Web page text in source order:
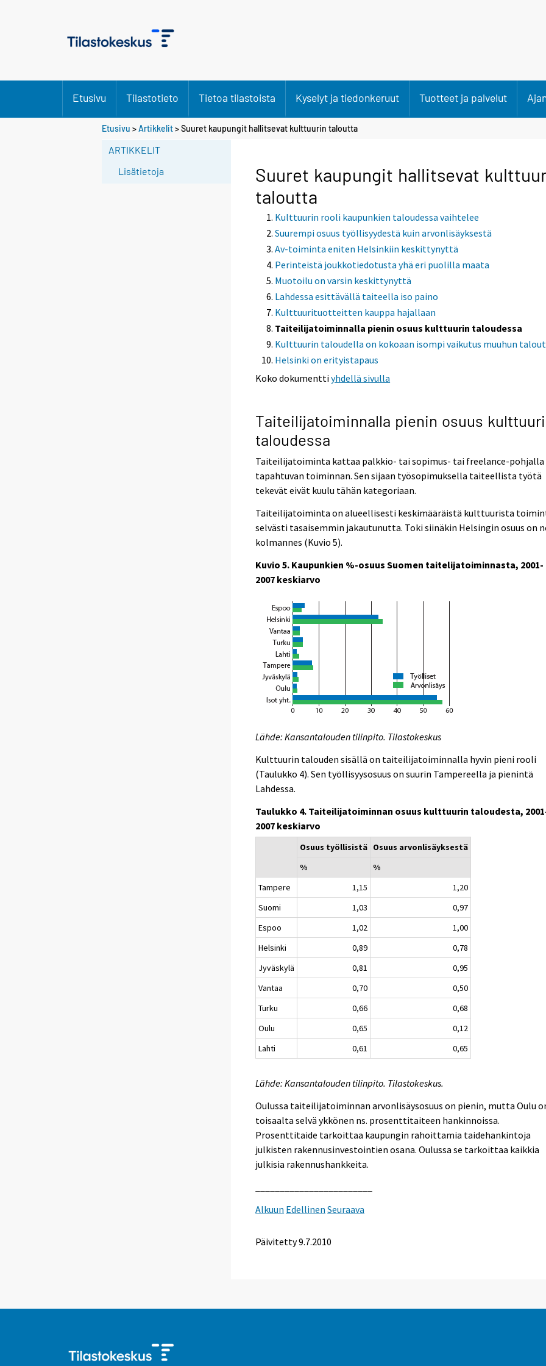
Etusivu Tilastotieto Tietoa tilastoista Kyselyt ja tiedonkeruut Tuotteet ja palvelut
Etusivu >Artikkelit> Suuret kaupungit hallitsevat kulttuurin taloutta
ARTIKKELIT
Lisätietoja
Suuret kaupungit hallitsevat
taloutta
Kulttuurin rooli kaupunkien taloudessa vaihtelee
Suurempi osuus työllisyydestä kuin arvonlisäyksestä
Av-toiminta eniten Helsinkiin keskittynyttä
Perinteistä joukkotiedotusta yhä eri puolilla maata
Muotoilu on varsin keskittynyttä
Lahdessa esittävällä taiteella iso paino
Kulttuurituotteitten kauppa hajallaan
Taiteilijatoiminnalla pienin osuus kulttuurin taloudessa
Kulttuurin taloudella on kokoaan isompi vaikutus muuhun
Helsinki on erityistapaus
Koko dokumenttiyhdellä sivulla
Taiteilijatoiminnalla pienin osuus
taloudessa
Taiteilijatoiminta kattaa palkkio- tai sopimus- tai freelance-pohjalla
tapahtuvan toiminnan. Sen sijaan työsopimuksella taiteellista työtä
tekevät eivät kuulu tähän kategoriaan.
Taiteilijatoiminta on alueellisesti keskimääräistä kulttuurista
selvästi tasaisemmin jakautunutta. Toki siinäkin Helsingin osuus on
kolmannes (Kuvio 5).
Kuvio 5. Kaupunkien %-osuus Suomen taitelijatoiminnasta, 2001-
2007 keskiarvo
Lähde: Kansantalouden tilinpito. Tilastokeskus
Kulttuurin talouden sisällä on taiteilijatoiminnalla hyvin pieni rooli
(Taulukko 4). Sen työllisyysosuus on suurin Tampereella ja pienintä
Lahdessa.
Taulukko 4. Taiteilijatoiminnan osuus kulttuurin taloudesta,
2007 keskiarvo
Osuus työllisistä Osuus arvonlisäyksestä
%
%
Tampere
1,15
1,20
Suomi
1,03
0,97
Espoo
1,02
1,00
Helsinki
0,89
0,78
Jyväskylä
0,81
0,95
Vantaa
0,70
0,50
Turku
0,66
0,68
Oulu
0,65
0,12
Lahti
0,61 0,65
Lähde: Kansantalouden tilinpito. Tilastokeskus.
Oulussa taiteilijatoiminnan arvonlisäysosuus on pienin, mutta Oulu
toisaalta selvä ykkönen ns. prosenttitaiteen hankinnoissa.
Prosenttitaide tarkoittaa kaupungin rahoittamia taidehankintoja
julkisten rakennusinvestointien osana. Oulussa se tarkoittaa kaikkia
julkisia rakennushankkeita.
Alkuun Edellinen Seuraava
Päivitetty9.7.2010